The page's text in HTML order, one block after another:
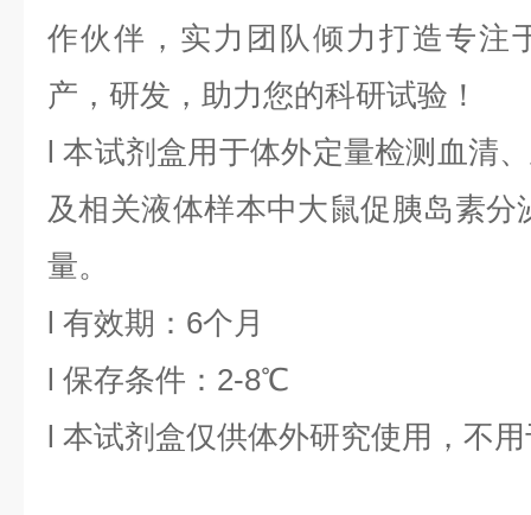
作伙伴，实力团队倾力打造专注
产，研发，助力您的科研试验！
l本试剂盒用于体外定量检测血清
及相关液体样本中大鼠促胰岛素分
量。
l 有效期：6个月
l 保存条件： 2-8℃
l 本试剂盒仅供体外研究使用，不